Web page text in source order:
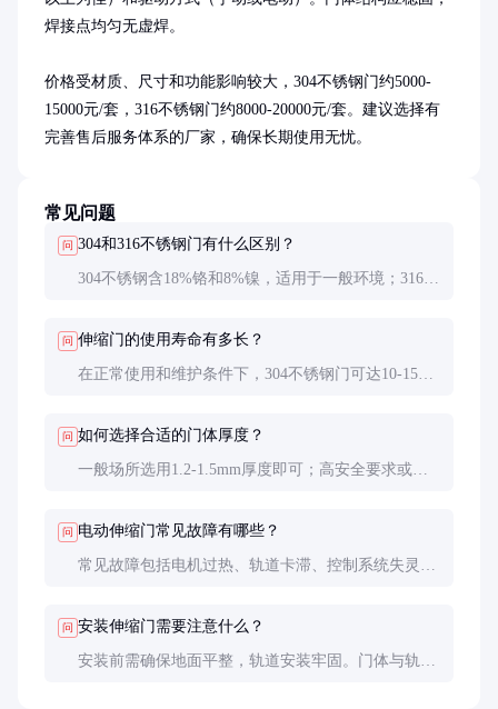
焊接点均匀无虚焊。
价格受材质、尺寸和功能影响较大，304不锈钢门约5000-
15000元/套，316不锈钢门约8000-20000元/套。建议选择有
完善售后服务体系的厂家，确保长期使用无忧。
常见问题
问 304和316不锈钢门有什么区别？
304不锈钢含18%铬和8%镍，适用于一般环境；316不
问 伸缩门的使用寿命有多长？
在正常使用和维护条件下，304不锈钢门可达10-15
问 如何选择合适的门体厚度？
一般场所选用1.2-1.5mm厚度即可；高安全要求或频
问 电动伸缩门常见故障有哪些？
常见故障包括电机过热、轨道卡滞、控制系统失灵
问 安装伸缩门需要注意什么？
安装前需确保地面平整，轨道安装牢固。门体与轨道